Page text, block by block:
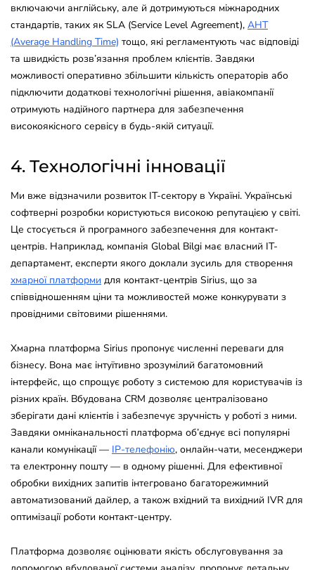
включаючи англійську, але й дотримуються міжнародних
стандартів, таких як SLA (Service Level Agreement), AHT
(Average Handling Time) тощо, які регламентують час відповіді
та швидкість розв’язання проблем клієнтів. Завдяки
можливості оперативно збільшити кількість операторів або
підключити додаткові технологічні рішення, авіакомпанії
отримують надійного партнера для забезпечення
високоякісного сервісу в будь-якій ситуації.
4. Технологічні інновації
Ми вже відзначили розвиток IT-сектору в Україні. Українські
софтверні розробки користуються високою репутацією у світі.
Це стосується й програмного забезпечення для контакт-
центрів. Наприклад, компанія Global Bilgi має власний IT-
департамент, експерти якого доклали зусиль для створення
хмарної платформи для контакт-центрів Sirius, що за
співвідношенням ціни та можливостей може конкурувати з
провідними світовими рішеннями.
Хмарна платформа Sirius пропонує численні переваги для
бізнесу. Вона має інтуїтивно зрозумілий багатомовний
інтерфейс, що спрощує роботу з системою для користувачів із
різних країн. Вбудована CRM дозволяє централізовано
зберігати дані клієнтів і забезпечує зручність у роботі з ними.
Завдяки омніканальності платформа об’єднує всі популярні
канали комунікації — IP-телефонію, онлайн-чати, месенджери
та електронну пошту — в одному рішенні. Для ефективної
обробки вихідних запитів інтегровано багаторежимний
автоматизований дайлер, а також вхідний та вихідний IVR для
оптимізації роботи контакт-центру.
Платформа дозволяє оцінювати якість обслуговування за